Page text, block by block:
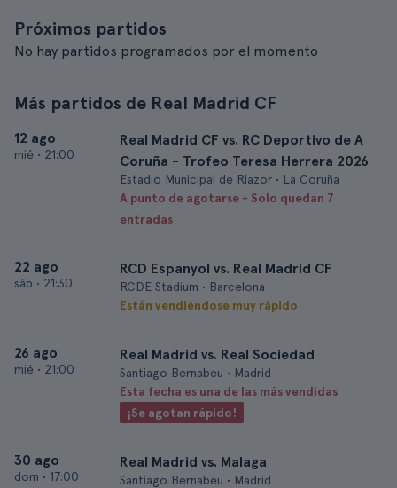
Próximos partidos
No hay partidos programados por el momento
Más partidos de Real Madrid CF
12 ago
mié • 21:00
Real Madrid CF vs. RC Deportivo de A
Coruña - Trofeo Teresa Herrera 2026
Estadio Municipal de Riazor • La Coruña
A punto de agotarse - Solo quedan 7
entradas
22 ago
sáb • 21:30
RCD Espanyol vs. Real Madrid CF
RCDE Stadium • Barcelona
Están vendiéndose muy rápido
26 ago
mié • 21:00
Real Madrid vs. Real Sociedad
Santiago Bernabeu • Madrid
Esta fecha es una de las más vendidas
¡Se agotan rápido!
30 ago
dom • 17:00
Real Madrid vs. Malaga
Santiago Bernabeu • Madrid